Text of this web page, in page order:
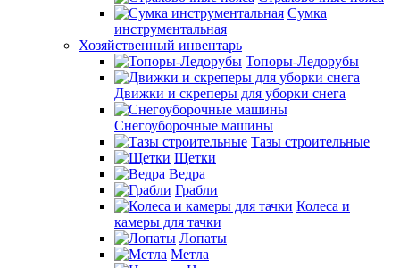
Сумка
инструментальная
Хозяйственный инвентарь
Топоры-Ледорубы
Движки и скреперы для уборки снега
Снегоуборочные машины
Тазы строительные
Щетки
Ведра
Грабли
Колеса и
камеры для тачки
Лопаты
Метла